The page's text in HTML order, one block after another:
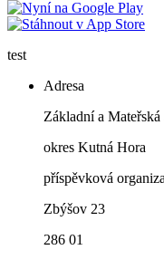
test
Adresa
Základní a
okres Kutná Hora
příspěvková
Zbýšov 23
286 01